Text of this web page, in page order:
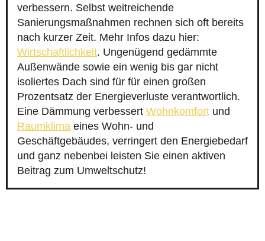
verbessern. Selbst weitreichende
Sanierungsmaßnahmen rechnen sich oft bereits
nach kurzer Zeit. Mehr Infos dazu hier:
Wirtschaftlichkeit. Ungenügend gedämmte
Außenwände sowie ein wenig bis gar nicht
isoliertes Dach sind für für einen großen
Prozentsatz der Energieverluste verantwortlich.
Eine Dämmung verbessert Wohnkomfort und
Raumklima eines Wohn- und
Geschäftgebäudes, verringert den Energiebedarf
und ganz nebenbei leisten Sie einen aktiven
Beitrag zum Umweltschutz!